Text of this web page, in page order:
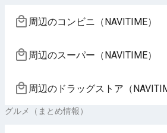
周辺のコンビニ（NAVITIME）
周辺のスーパー（NAVITIME）
周辺のドラッグストア（
グルメ（まとめ情報）